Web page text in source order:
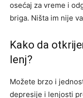
osećaj za vreme i
briga. Ništa im nije
Kako da
lenj?
Možete brzo i
depresije i lenjosti